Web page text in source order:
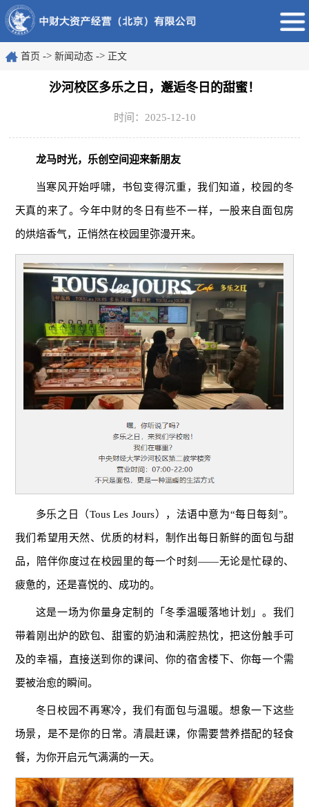
首页 -> 新闻动态 -> 正文
沙河校区多乐之日，邂逅冬日的甜蜜！
时间：2025-12-10
龙马时光，乐创空间迎来新朋友
当寒风开始呼啸，书包变得沉重，我们知道，校园的冬
天真的来了。今年中财的冬日有些不一样，一股来自面包房
的烘焙香气，正悄然在校园里弥漫开来。
多乐之日（Tous Les Jours），法语中意为“每日每刻”。
我们希望用天然、优质的材料，制作出每日新鲜的面包与甜
品，陪伴你度过在校园里的每一个时刻——无论是忙碌的、
疲惫的，还是喜悦的、成功的。
这是一场为你量身定制的「冬季温暖落地计划」。我们
带着刚出炉的欧包、甜蜜的奶油和满腔热忱，把这份触手可
及的幸福，直接送到你的课间、你的宿舍楼下、你每一个需
要被治愈的瞬间。
冬日校园不再寒冷，我们有面包与温暖。想象一下这些
场景，是不是你的日常。清晨赶课，你需要营养搭配的轻食
餐，为你开启元气满满的一天。